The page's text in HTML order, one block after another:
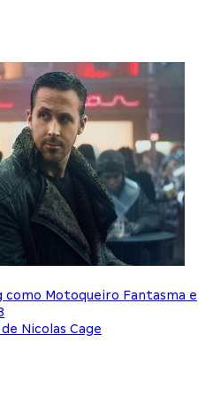
como Motoqueiro Fantasma e
Nicolas Cage